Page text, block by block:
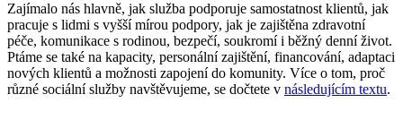
Zajímalo nás hlavně, jak služba podporuje samostatnost klientů, jak
pracuje s lidmi s vyšší mírou podpory, jak je zajištěna zdravotní
péče, komunikace s rodinou, bezpečí, soukromí i běžný denní život.
Ptáme se také na kapacity, personální zajištění, financování, adaptaci
nových klientů a možnosti zapojení do komunity. Více o tom, proč
různé sociální služby navštěvujeme, se dočtete v následujícím textu.